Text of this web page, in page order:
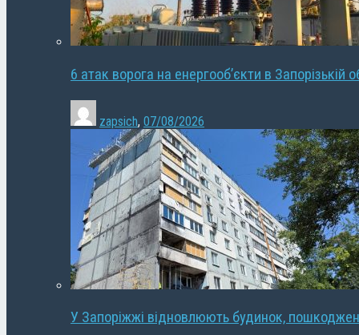
6 атак ворога на енергооб’єкти в Запорізькій
zapsich, 07/08/2026
У Запоріжжі відновлюють будинок,